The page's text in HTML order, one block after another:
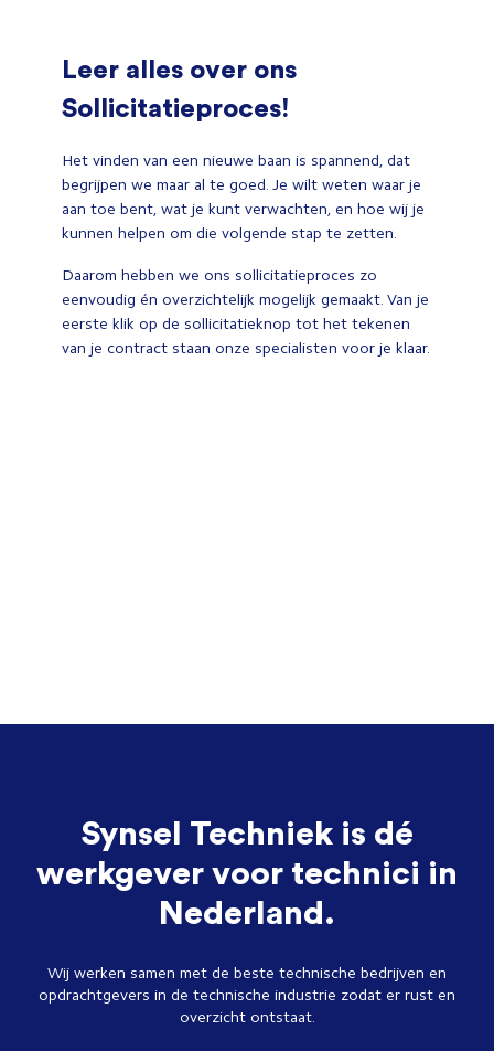
Leer alles over ons
Sollicitatieproces!
Het vinden van een nieuwe baan is spannend, dat
begrijpen we maar al te goed. Je wilt weten waar je
aan toe bent, wat je kunt verwachten, en hoe wij je
kunnen helpen om die volgende stap te zetten.
Daarom hebben we ons sollicitatieproces zo
eenvoudig én overzichtelijk mogelijk gemaakt. Van je
eerste klik op de sollicitatieknop tot het tekenen
van je contract staan onze specialisten voor je klaar.
Synsel Techniek is dé
werkgever voor technici in
Nederland.
Wij werken samen met de beste technische bedrijven en
opdrachtgevers in de technische industrie zodat er rust en
overzicht ontstaat.